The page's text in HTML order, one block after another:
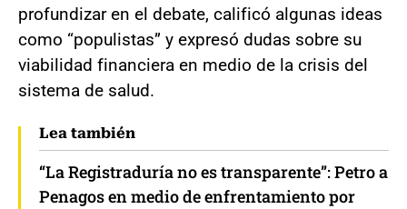
profundizar en el debate, calificó algunas ideas
como “populistas” y expresó dudas sobre su
viabilidad financiera en medio de la crisis del
sistema de salud.
Lea también
“La Registraduría no es transparente”: Petro a
Penagos en medio de enfrentamiento por